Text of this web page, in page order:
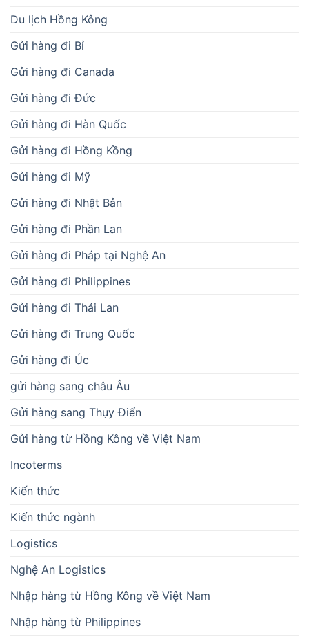
Du lịch Hồng Kông
Gửi hàng đi Bỉ
Gửi hàng đi Canada
Gửi hàng đi Đức
Gửi hàng đi Hàn Quốc
Gửi hàng đi Hồng Kồng
Gửi hàng đi Mỹ
Gửi hàng đi Nhật Bản
Gửi hàng đi Phần Lan
Gửi hàng đi Pháp tại Nghệ An
Gửi hàng đi Philippines
Gửi hàng đi Thái Lan
Gửi hàng đi Trung Quốc
Gửi hàng đi Úc
gửi hàng sang châu Âu
Gửi hàng sang Thụy Điển
Gửi hàng từ Hồng Kông về Việt Nam
Incoterms
Kiến thức
Kiến thức ngành
Logistics
Nghệ An Logistics
Nhập hàng từ Hồng Kông về Việt Nam
Nhập hàng từ Philippines